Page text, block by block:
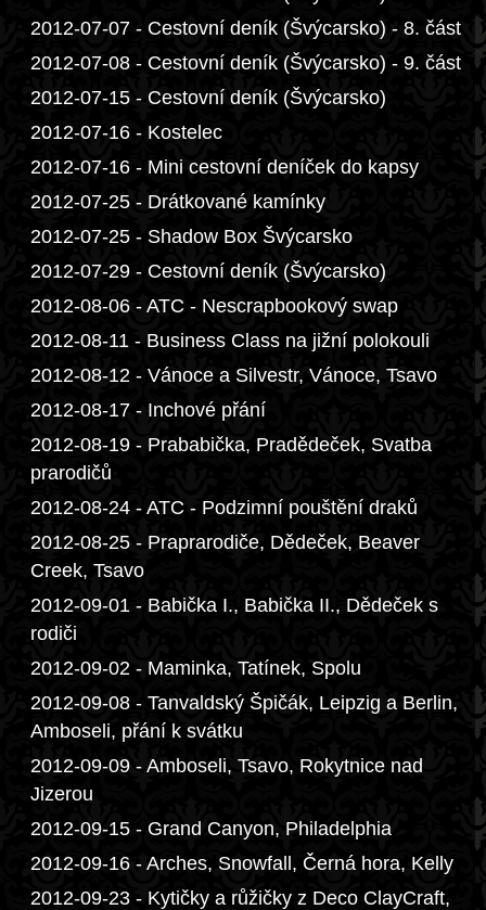
2012-07-07 - Cestovní deník (Švýcarsko) - 8. část
2012-07-08 - Cestovní deník (Švýcarsko) - 9. část
2012-07-15 - Cestovní deník (Švýcarsko)
2012-07-16 - Kostelec
2012-07-16 - Mini cestovní deníček do kapsy
2012-07-25 - Drátkované kamínky
2012-07-25 - Shadow Box Švýcarsko
2012-07-29 - Cestovní deník (Švýcarsko)
2012-08-06 - ATC - Nescrapbookový swap
2012-08-11 - Business Class na jižní polokouli
2012-08-12 - Vánoce a Silvestr, Vánoce, Tsavo
2012-08-17 - Inchové přání
2012-08-19 - Prababička, Pradědeček, Svatba
prarodičů
2012-08-24 - ATC - Podzimní pouštění draků
2012-08-25 - Praprarodiče, Dědeček, Beaver
Creek, Tsavo
2012-09-01 - Babička I., Babička II., Dědeček s
rodiči
2012-09-02 - Maminka, Tatínek, Spolu
2012-09-08 - Tanvaldský Špičák, Leipzig a Berlin,
Amboseli, přání k svátku
2012-09-09 - Amboseli, Tsavo, Rokytnice nad
Jizerou
2012-09-15 - Grand Canyon, Philadelphia
2012-09-16 - Arches, Snowfall, Černá hora, Kelly
2012-09-23 - Kytičky a růžičky z Deco ClayCraft,